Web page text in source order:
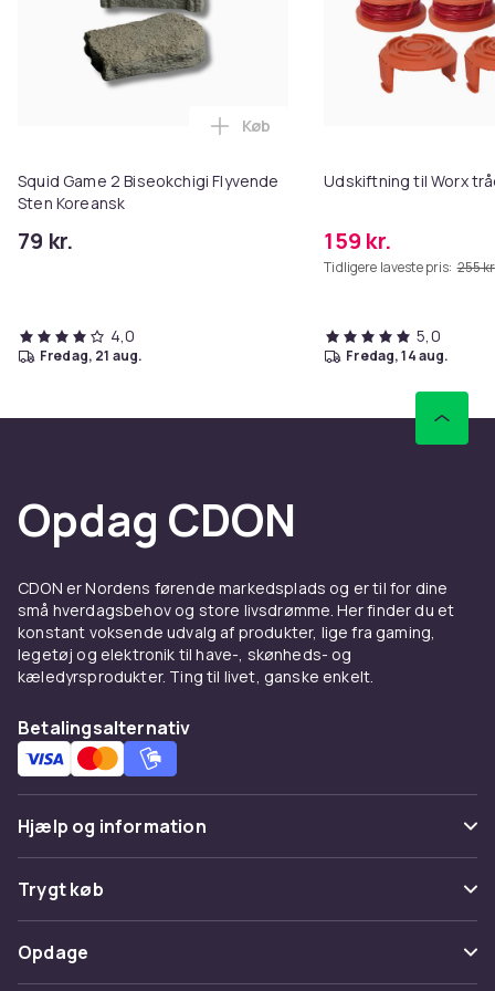
Squid Game 2 Biseokchigi Flyvende
Sten Koreansk
79 kr.
Læg Squid Game 2 Biseokchigi
Køb
4,0
fredag, 21 aug.
Udskiftning til Worx
159 kr.
Tidligere laveste pris: 255
5,0
fredag, 14 aug.
Opdag CDON
CDON er Nordens førende markedsplads og er til for dine
små hverdagsbehov og store livsdrømme. Her finder du et
konstant voksende udvalg af produkter, lige fra gaming,
legetøj og elektronik til have-, skønheds- og
kæledyrsprodukter. Ting til livet, ganske enkelt.
Betalingsalternativ
Hjælp og information
Ofte stillede spørgsmål
Spor pakke
Fortryd & returner her
Trygt køb
Betaling
Opdage